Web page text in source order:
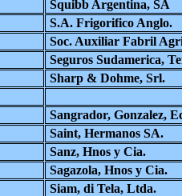
Squibb Argentina, SA
S.A. Frigorifico Anglo.
Soc. Auxiliar Fabril
Seguros Sudamerica,
Sharp & Dohme, Srl.
Sangrador, Gonzalez,
Saint, Hermanos SA.
Sanz, Hnos y Cia.
Sagazola, Hnos y Cia.
Siam, di Tela, Ltda.